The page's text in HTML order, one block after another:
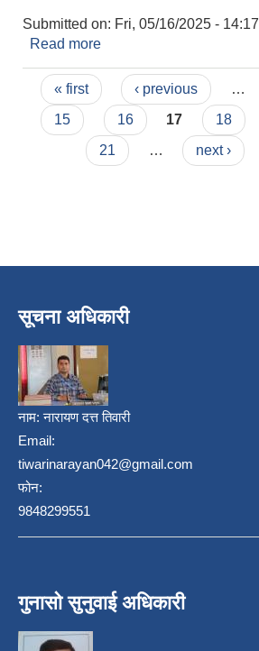
Submitted on: Fri, 05/16/2025 - 14:17
Read more
Pages
« first ‹ previous …
15
16 17 18
21
… next ›
सूचना अधिकारी
नाम:नारायण दत्त तिवारी
Email:
tiwarinarayan042@gmail.com
फोन:
9848299551
गुनासो सुनुवाई अधिकारी